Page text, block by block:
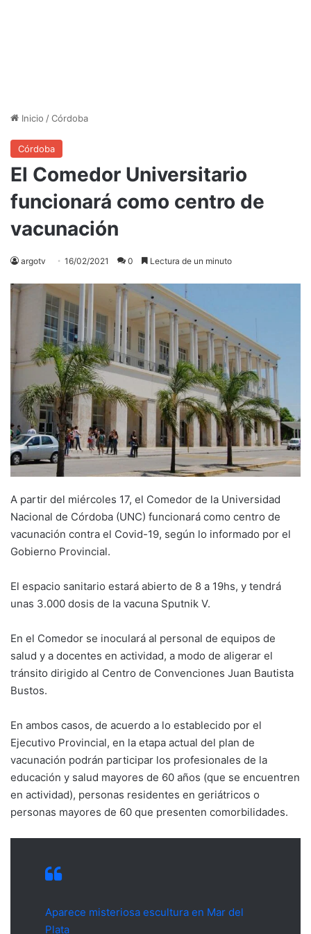
Inicio /Córdoba
Córdoba
El Comedor Universitario
funcionará como centro de
vacunación
argotv 16/02/2021 0 Lectura de un minuto
A partir del miércoles 17, el Comedor de la Universidad
Nacional de Córdoba (UNC) funcionará como centro de
vacunación contra el Covid-19, según lo informado por el
Gobierno Provincial.
El espacio sanitario estará abierto de 8 a 19hs, y tendrá
unas 3.000 dosis de la vacuna Sputnik V.
En el Comedor se inoculará al personal de equipos de
salud y a docentes en actividad, a modo de aligerar el
tránsito dirigido al Centro de Convenciones Juan Bautista
Bustos.
En ambos casos, de acuerdo a lo establecido por el
Ejecutivo Provincial, en la etapa actual del plan de
vacunación podrán participar los profesionales de la
educación y salud mayores de 60 años (que se encuentren
en actividad), personas residentes en geriátricos o
personas mayores de 60 que presenten comorbilidades.
Aparece misteriosa escultura en Mar del
Plata